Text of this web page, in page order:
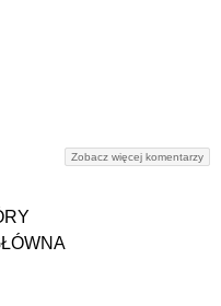
Zobacz więcej komentarzy